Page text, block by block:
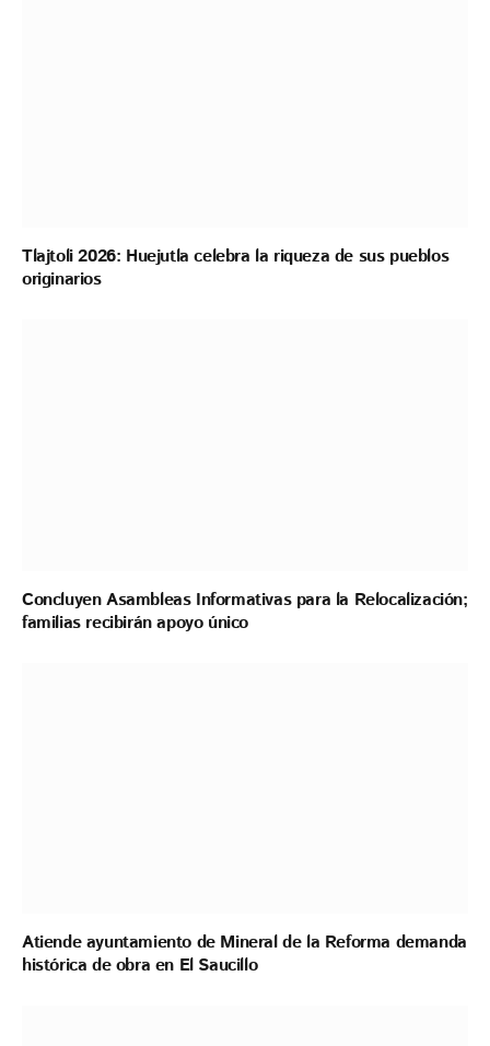
Tlajtoli 2026: Huejutla celebra la riqueza de sus pueblos
originarios
Concluyen Asambleas Informativas para la Relocalización;
familias recibirán apoyo único
Atiende ayuntamiento de Mineral de la Reforma demanda
histórica de obra en El Saucillo